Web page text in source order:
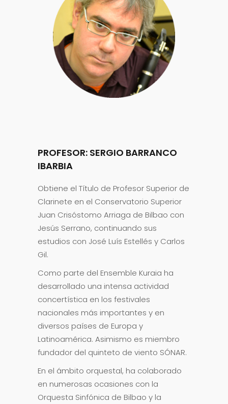
PROFESOR: SERGIO BARRANCO
IBARBIA
Obtiene el Título de Profesor Superior de
Clarinete en el Conservatorio Superior
Juan Crisóstomo Arriaga de Bilbao con
Jesús Serrano, continuando sus
estudios con José Luís Estellés y Carlos
Gil.
Como parte del Ensemble Kuraia ha
desarrollado una intensa actividad
concertística en los festivales
nacionales más importantes y en
diversos países de Europa y
Latinoamérica. Asimismo es miembro
fundador del quinteto de viento SÓNAR.
En el ámbito orquestal, ha colaborado
en numerosas ocasiones con la
Orquesta Sinfónica de Bilbao y la